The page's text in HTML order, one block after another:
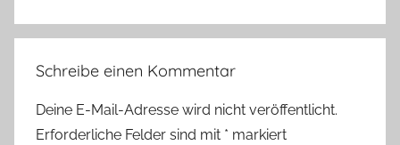
Schreibe einen Kommentar
Deine E-Mail-Adresse wird nicht veröffentlicht.
Erforderliche Felder sind mit * markiert